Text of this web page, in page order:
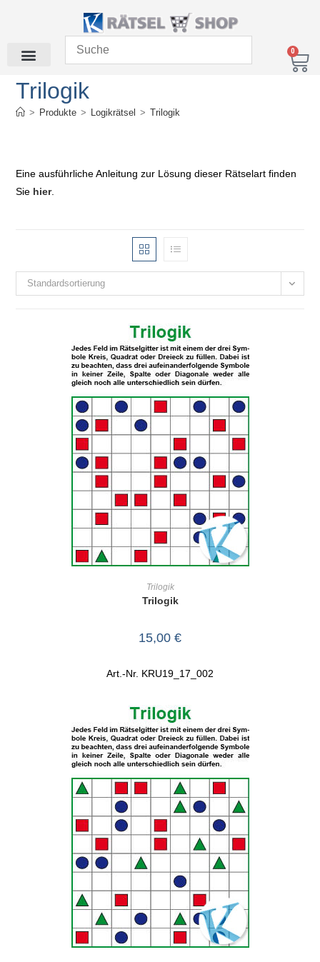
0
Trilogik
> Produkte > Logikrätsel > Trilogik
Eine ausführliche Anleitung zur Lösung dieser Rätselart finden
Sie hier.
Standardsortierung
Trilogik
Trilogik
15,00 €
Art.-Nr. KRU19_17_002